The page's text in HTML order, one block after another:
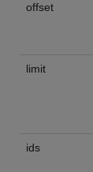
offset
limit
ids